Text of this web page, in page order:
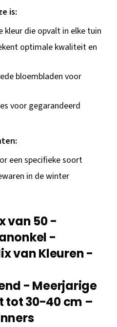
is:
kleur die opvalt in elke tuin
optimale kwaliteit en
bloembladen voor
voor gegarandeerd
een specifieke soort
in de winter
van 50 -
-
van Kleuren -
- Meerjarige
tot 30-40 cm –